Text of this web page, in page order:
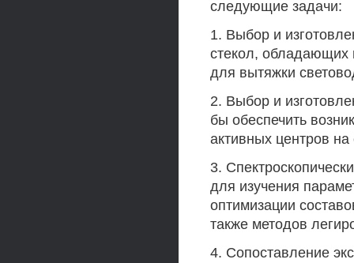
следующие задачи:
1. Выбор и
стекол, обладающих
для вытяжки
2. Выбор и
бы обеспечить
активных центров
3.
для изучения
оптимизации
также методов
4. Сопоставление